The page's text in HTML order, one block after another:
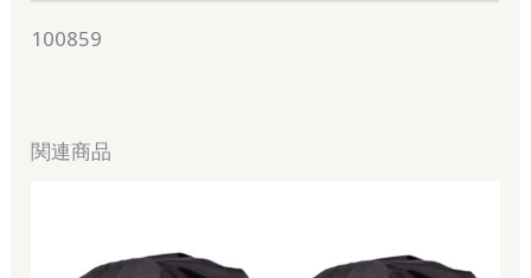
100859
関連商品